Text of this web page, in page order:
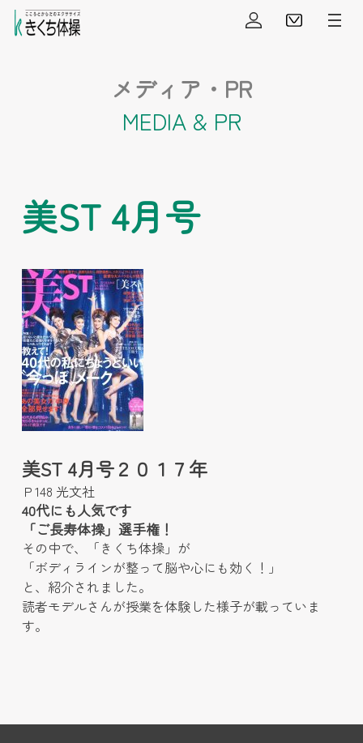
会員ログイン
見学
メディア・PR
MEDIA & PR
美ST 4月号
美ST 4月号２０１７年
Ｐ148 光文社
40代にも人気です
「ご長寿体操」選手権！
その中で、「きくち体操」が
「ボディラインが整って脳や心にも効く！」
と、紹介されました。
読者モデルさんが授業を体験した様子が載っていま
す。